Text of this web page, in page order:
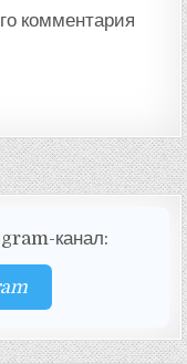
комментария
канал: